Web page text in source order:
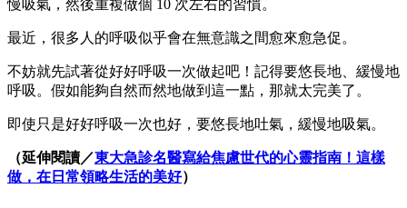
慢吸氣，然後重複做個 10 次左右的習慣。
最近，很多人的呼吸似乎會在無意識之間愈來愈急促。
不妨就先試著從好好呼吸一次做起吧！記得要悠長地、緩慢地
呼吸。假如能夠自然而然地做到這一點，那就太完美了。
即使只是好好呼吸一次也好，要悠長地吐氣，緩慢地吸氣。
（延伸閱讀／東大急診名醫寫給焦慮世代的心靈指南！這樣
做，在日常領略生活的美好）